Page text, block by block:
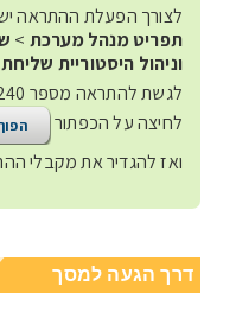
לצורך הפעלת ההתראה
תפריט מנהל מערכת >
וניהול היסטוריית
לחיצה על הכפתור
ואז להגדיר את מקבלי
דרך הגעה למסך